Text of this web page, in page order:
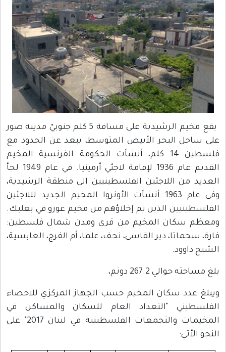
يقع مخيم الرشيدية على مسافة 5 كلم جنوبيّ مدينة صور
على ساحل البحر الأبيض المتوسط، يبعد عن الحدود مع
فلسطين 14 كلم، أنشأت الحكومة الفرنسية المخيم
القديم عام 1936 لإقامة لاجئي أرمينيا. في عام 1949 لجأ
العديد من اللاجئين الفلسطينيين الى منطقة الرشيدية،
وفي عام 1963 أنشأت الأونروا المخيم الجديد لللاجئين
الفلسطينيين الذين تم إخلاؤهم من مخيم غورو في بعلبك.
ومعظم سكان المخيم من قرى ومدن شمال فلسطين:
فارة، سحماتا، دير القاسي، نحف، علما، أم الفرج، العابسية،
الشيخ داوود.
بلغ مساحته حوالي 267.2 دونم،
ويبلغ عدد سكان المخيم حسب الجهاز المركزي للاحصاء
الفلسطيني "التعداد العام للسكان والمساكن في
المخيمات والتجمعات الفلسطينية في لبنان 2017" على
النحو الأتي: